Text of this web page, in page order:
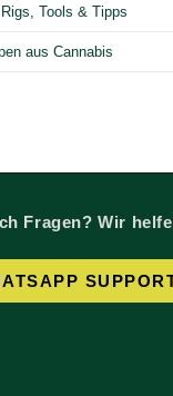
Tools & Tipps
aus Cannabis
Fragen? Wir